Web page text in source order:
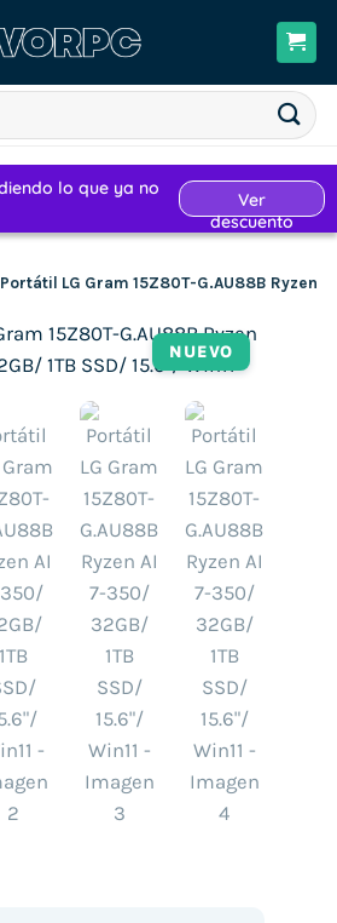
Portátil LG Gram 15Z80T-G.AU88B Ryzen
NUEVO